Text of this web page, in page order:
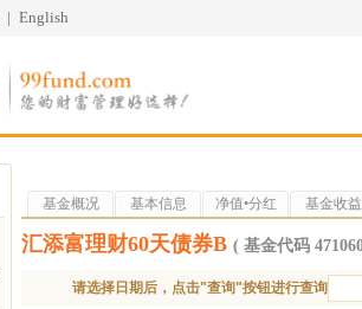
| English
基金概况 基本信息 净值•分红 基金收益
汇添富理财60天债券B ( 基金代码
请选择日期后，点击"查询"按钮进行查询